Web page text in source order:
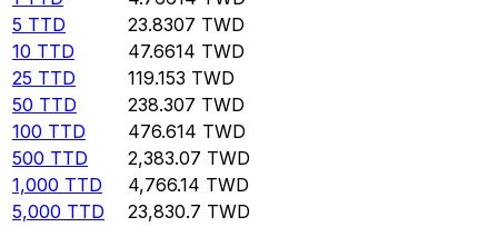
5 TTD 23.8307 TWD
10 TTD 47.6614 TWD
25 TTD 119.153 TWD
50 TTD 238.307 TWD
100 TTD 476.614 TWD
500 TTD 2,383.07 TWD
1,000 TTD 4,766.14 TWD
5,000 TTD 23,830.7 TWD